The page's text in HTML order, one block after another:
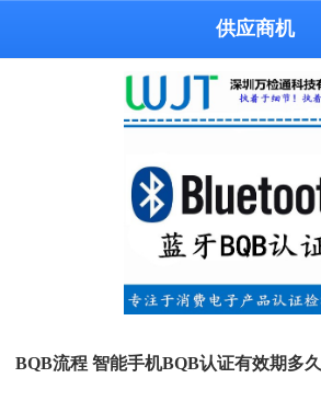
供应商机
BQB流程 智能手机BQB认证有效期多久